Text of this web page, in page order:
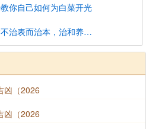
你自己如何为白菜开光
中医养生学强调治病不治表而治本，治和养兼顾是有必要的
凶（2026
凶（2026